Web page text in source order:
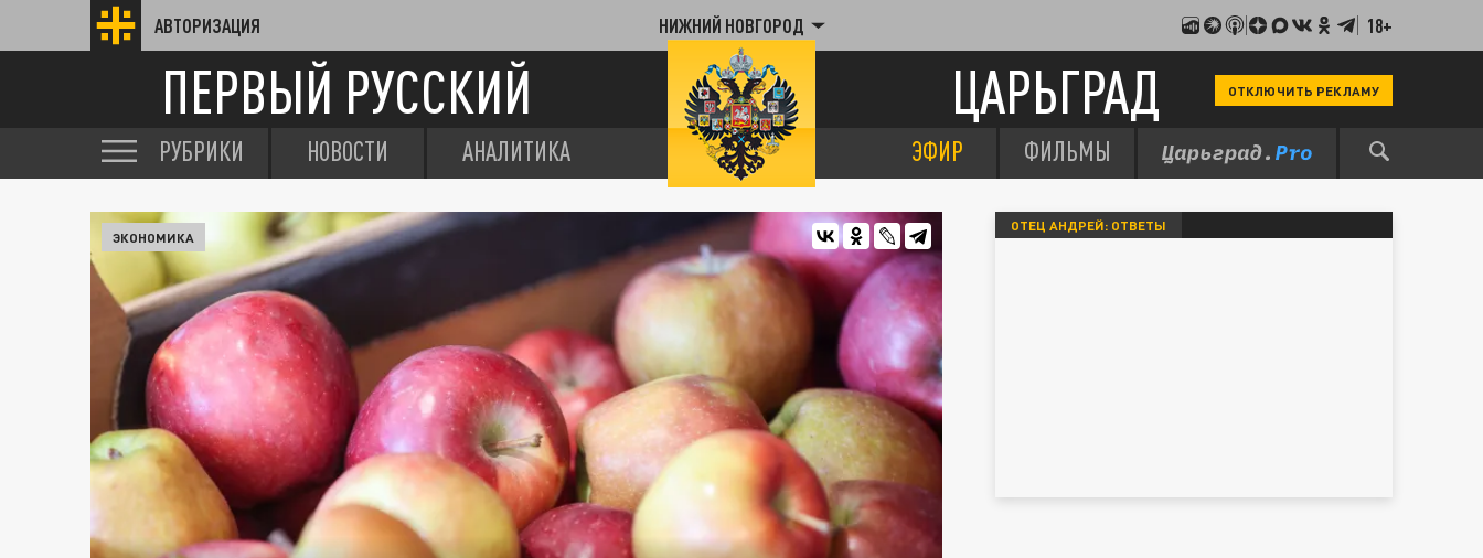
АВТОРИЗАЦИЯ НИЖНИЙ НОВГОРОД 18+
ПЕРВЫЙ РУССКИЙ ЦАРЬГРАД ОТКЛЮЧИТЬ РЕКЛАМУ
РУБРИКИ НОВОСТИ АНАЛИТИКА ЭФИР ФИЛЬМЫ
ЭКОНОМИКА
ОТЕЦ АНДРЕЙ: ОТВЕТЫ